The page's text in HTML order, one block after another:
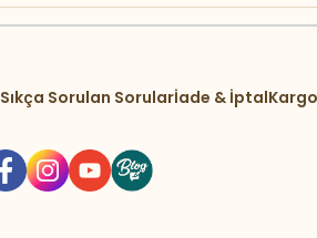
Sıkça Sorulan Sorularİade & İptal